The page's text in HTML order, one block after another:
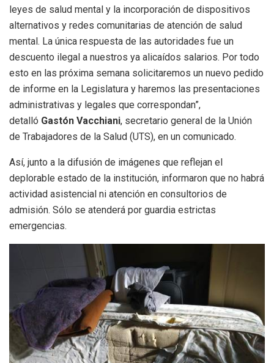
leyes de salud mental y la incorporación de dispositivos
alternativos y redes comunitarias de atención de salud
mental. La única respuesta de las autoridades fue un
descuento ilegal a nuestros ya alicaídos salarios. Por todo
esto en las próxima semana solicitaremos un nuevo pedido
de informe en la Legislatura y haremos las presentaciones
administrativas y legales que correspondan”,
detalló Gastón Vacchiani, secretario general de la Unión
de Trabajadores de la Salud (UTS), en un comunicado.
Así, junto a la difusión de imágenes que reflejan el
deplorable estado de la institución, informaron que no habrá
actividad asistencial ni atención en consultorios de
admisión. Sólo se atenderá por guardia estrictas
emergencias.